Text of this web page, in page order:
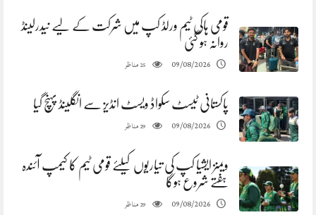
قومی ہاکی ٹیم ورلڈ کپ میں شرکت کے لیے نیدرلینڈ
روانہ ہو گئی
09/08/2026
25مناظر
پاکستانی ٹیسٹ سکواڈ ویسٹ انڈیز سے انگلینڈ پہنچ گیا
09/08/2026
29مناظر
ویمنز ایشیا کپ کی تیاریوں کیلئے قومی ٹیم کا کیمپ آئندہ
ہفتے شروع ہوگا
09/08/2026
29مناظر